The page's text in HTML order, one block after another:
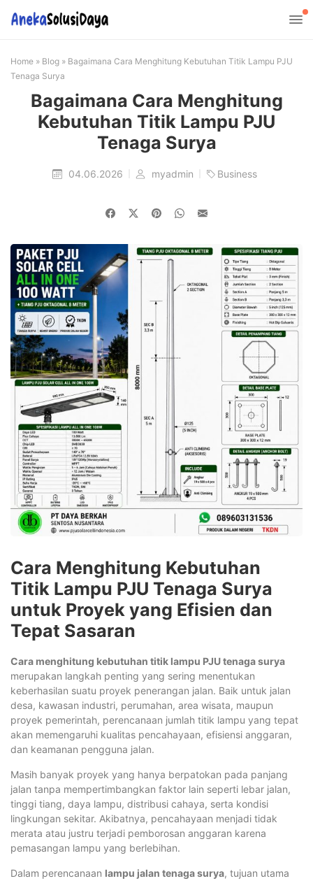
Home » Blog » Bagaimana Cara Menghitung Kebutuhan Titik Lampu PJU
Tenaga Surya
Bagaimana Cara Menghitung
Kebutuhan Titik Lampu PJU
Tenaga Surya
04.06.2026 myadmin Business
Cara Menghitung Kebutuhan
Titik Lampu PJU Tenaga Surya
untuk Proyek yang Efisien dan
Tepat Sasaran
Cara menghitung kebutuhan titik lampu PJU tenaga surya
merupakan langkah penting yang sering menentukan
keberhasilan suatu proyek penerangan jalan. Baik untuk jalan
desa, kawasan industri, perumahan, area wisata, maupun
proyek pemerintah, perencanaan jumlah titik lampu yang tepat
akan memengaruhi kualitas pencahayaan, efisiensi anggaran,
dan keamanan pengguna jalan.
Masih banyak proyek yang hanya berpatokan pada panjang
jalan tanpa mempertimbangkan faktor lain seperti lebar jalan,
tinggi tiang, daya lampu, distribusi cahaya, serta kondisi
lingkungan sekitar. Akibatnya, pencahayaan menjadi tidak
merata atau justru terjadi pemborosan anggaran karena
pemasangan lampu yang berlebihan.
Dalam perencanaan lampu jalan tenaga surya, tujuan utama